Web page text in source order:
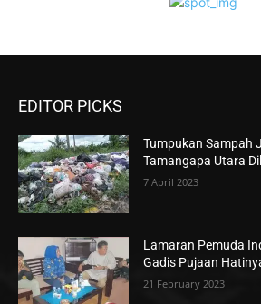
EDITOR PICKS
Tumpukan Sampah
Tamangapa Utara
7 April 2023
Lamaran Pemuda
Gadis Pujaan
21 February 2023